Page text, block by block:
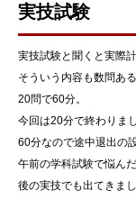
実技試験
実技試験と聞くと実際
そういう内容も数問あ
20問で60分。
今回は20分で終わりまし
60分なので途中退出の
午前の学科試験で悩ん
後の実技でも出てきまし